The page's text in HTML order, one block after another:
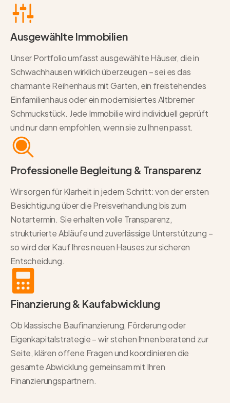
Ausgewählte Immobilien
Unser Portfolio umfasst ausgewählte Häuser, die in
Schwachhausen wirklich überzeugen – sei es das
charmante Reihenhaus mit Garten, ein freistehendes
Einfamilienhaus oder ein modernisiertes Altbremer
Schmuckstück. Jede Immobilie wird individuell geprüft
und nur dann empfohlen, wenn sie zu Ihnen passt.
Professionelle Begleitung & Transparenz
Wir sorgen für Klarheit in jedem Schritt: von der ersten
Besichtigung über die Preisverhandlung bis zum
Notartermin. Sie erhalten volle Transparenz,
strukturierte Abläufe und zuverlässige Unterstützung –
so wird der Kauf Ihres neuen Hauses zur sicheren
Entscheidung.
Finanzierung & Kaufabwicklung
Ob klassische Baufinanzierung, Förderung oder
Eigenkapitalstrategie – wir stehen Ihnen beratend zur
Seite, klären offene Fragen und koordinieren die
gesamte Abwicklung gemeinsam mit Ihren
Finanzierungspartnern.